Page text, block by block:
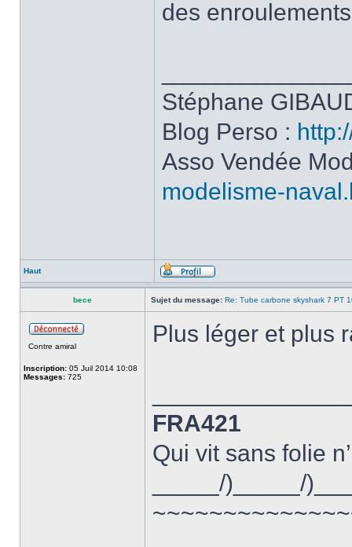
des
Stéphane
Blog Perso :
Asso Vendée
modelisme-
Haut
bece Sujet du message: Re: Tube carbone skyshark 7 PT
Contre amiral
Inscription: 05 Juil 2014 10:08
Messages: 725
Plus léger et plus
FRA421
Qui vit sans folie
_____/)_____/